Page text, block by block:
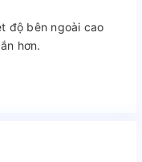
độ bên ngoài cao
hơn.